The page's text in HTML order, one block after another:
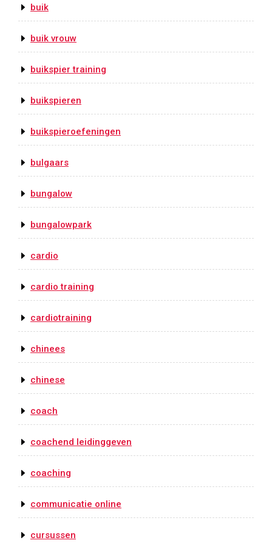
buik
buik vrouw
buikspier training
buikspieren
buikspieroefeningen
bulgaars
bungalow
bungalowpark
cardio
cardio training
cardiotraining
chinees
chinese
coach
coachend leidinggeven
coaching
communicatie online
cursussen